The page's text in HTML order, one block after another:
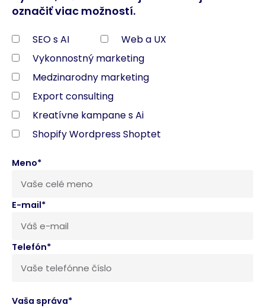
označiť viac možností.
SEO s AI
Web a UX
Vykonnostný marketing
Medzinarodny marketing
Export consulting
Kreatívne kampane s Ai
Shopify Wordpress Shoptet
Meno*
E-mail*
Telefón*
Vaša správa*